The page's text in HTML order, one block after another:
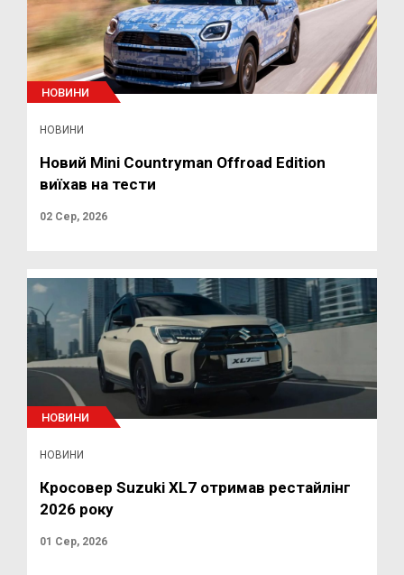
НОВИНИ
НОВИНИ
Новий Mini Countryman Offroad Edition
виїхав на тести
02 Сер, 2026
НОВИНИ
НОВИНИ
Кросовер Suzuki XL7 отримав рестайлінг
2026 року
01 Сер, 2026